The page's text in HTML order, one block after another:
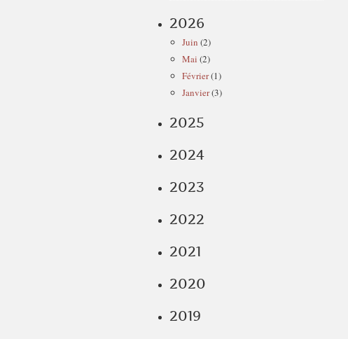
2026
Juin (2)
Mai (2)
Février(1)
Janvier(3)
2025
2024
2023
2022
2021
2020
2019